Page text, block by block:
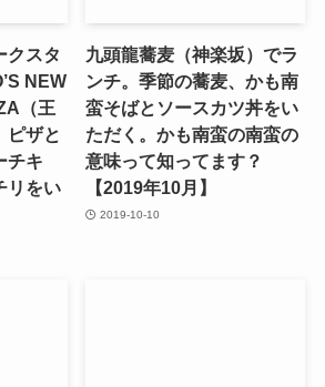
クスタ
NEW
（王
ピザと
チキ
リをい
九頭龍蕎麦（神楽坂）でラ
ンチ。季節の蕎麦、かも南
蛮そばとソースカツ丼をい
ただく。かも南蛮の南蛮の
意味って知ってます？
【2019年10月】
2019-10-10